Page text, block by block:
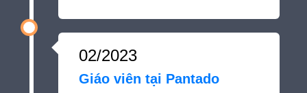
02/2023
Giáo viên tại Pantado